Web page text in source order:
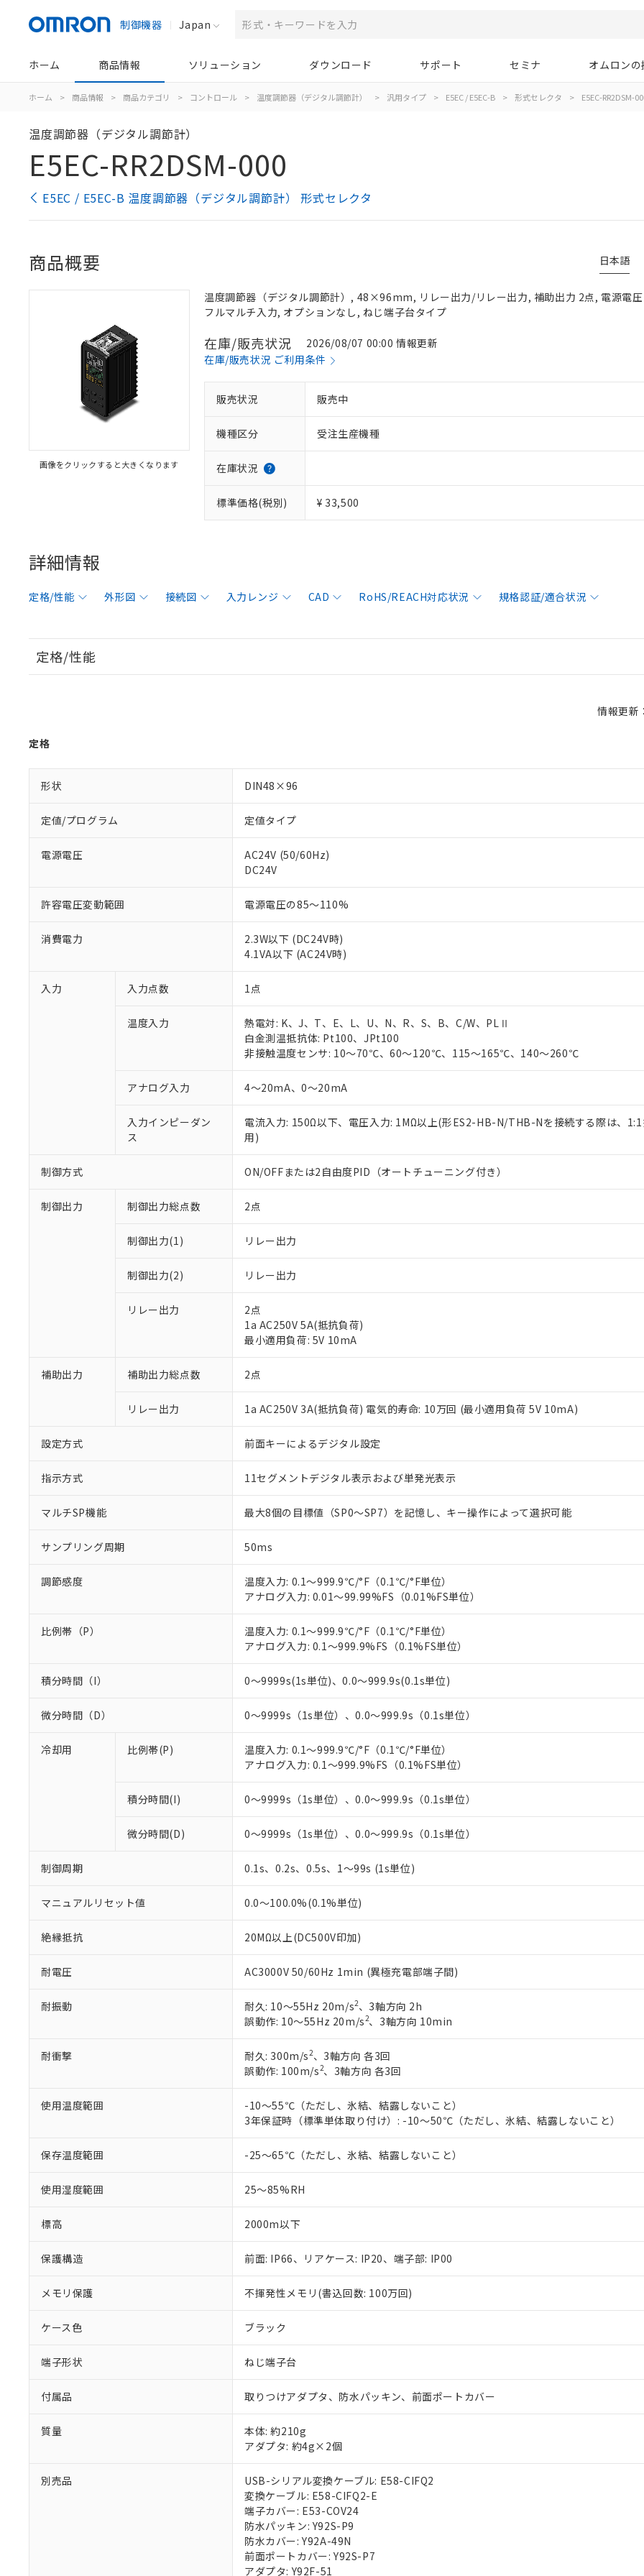
制御機器 Japan
ホーム 商品情報 ソリューション ダウンロード サポート セミナ オムロン
ホーム > 商品情報 > 商品カテゴリ > コントロール > 温度調節器（デジタル調節計） > 汎用タイプ > E5EC / E5EC-B > 形式セレクタ > E5EC-RR2DSM-
温度調節器（デジタル調節計）
E5EC-RR2DSM-000
E5EC / E5EC-B 温度調節器（デジタル調節計） 形式セレクタ
日本語
商品概要
画像をクリックすると大きくなります
温度調節器（デジタル調節計）, 48×96mm, リレー出力/リレー出力, 補助出力 2点, 電源電圧
フルマルチ入力, オプションなし, ねじ端子台タイプ
在庫/販売状況
2026/08/07 00:00 情報更新
在庫/販売状況 ご利用条件
販売状況 販売中
機種区分 受注生産機種
在庫状況
標準価格(税別) ¥ 33,500
詳細情報
定格/性能 外形図 接続図 入力レンジ CAD RoHS/REACH対応状況 規格認証/適合状況
定格/性能
情報更
定格
形状 DIN48×96
定値/プログラム 定値タイプ
電源電圧
AC24V (50/60Hz)
DC24V
許容電圧変動範囲 電源電圧の85～110%
消費電力
2.3W以下 (DC24V時)
4.1VA以下 (AC24V時)
入力 入力点数 1点
温度入力
熱電対: K、J、T、E、L、U、N、R、S、B、C/W、PLⅡ
白金測温抵抗体: Pt100、JPt100
非接触温度センサ: 10～70℃、60～120℃、115～165℃、140～260℃
アナログ入力 4～20mA、0～20mA
入力インピーダン
ス
電流入力: 150Ω以下、電圧入力: 1MΩ以上(形ES2-HB-N/THB-Nを接続する際は、1:1
用)
制御方式 ON/OFFまたは2自由度PID（オートチューニング付き）
制御出力 制御出力総点数 2点
制御出力(1) リレー出力
制御出力(2) リレー出力
リレー出力
2点
1a AC250V 5A(抵抗負荷)
最小適用負荷: 5V 10mA
補助出力 補助出力総点数 2点
リレー出力 1a AC250V 3A(抵抗負荷) 電気的寿命: 10万回 (最小適用負荷 5V 10mA)
設定方式 前面キーによるデジタル設定
指示方式 11セグメントデジタル表示および単発光表示
マルチSP機能 最大8個の目標値（SP0～SP7）を記憶し、キー操作によって選択可能
サンプリング周期 50ms
調節感度
温度入力: 0.1～999.9℃/°F（0.1℃/°F単位）
アナログ入力: 0.01～99.99%FS（0.01%FS単位）
比例帯（P）
温度入力: 0.1～999.9℃/°F（0.1℃/°F単位）
アナログ入力: 0.1～999.9%FS（0.1%FS単位）
積分時間（I） 0～9999s(1s単位)、0.0～999.9s(0.1s単位)
微分時間（D） 0～9999s（1s単位）、0.0～999.9s（0.1s単位）
冷却用 比例帯(P)
温度入力: 0.1～999.9℃/°F（0.1℃/°F単位）
アナログ入力: 0.1～999.9%FS（0.1%FS単位）
積分時間(I) 0～9999s（1s単位）、0.0～999.9s（0.1s単位）
微分時間(D) 0～9999s（1s単位）、0.0～999.9s（0.1s単位）
制御周期 0.1s、0.2s、0.5s、1～99s (1s単位)
マニュアルリセット値 0.0～100.0%(0.1%単位)
絶縁抵抗 20MΩ以上(DC500V印加)
耐電圧 AC3000V 50/60Hz 1min (異極充電部端子間)
耐振動 耐久: 10～55Hz 20m/s2、3軸方向 2h
誤動作: 10～55Hz 20m/s2、3軸方向 10min
耐衝撃 耐久: 300m/s2、3軸方向 各3回
誤動作: 100m/s2、3軸方向 各3回
使用温度範囲
-10～55℃（ただし、氷結、結露しないこと）
3年保証時（標準単体取り付け）: -10～50℃（ただし、氷結、結露しないこと）
保存温度範囲 -25～65℃（ただし、氷結、結露しないこと）
使用湿度範囲 25～85%RH
標高 2000m以下
保護構造 前面: IP66、リアケース: IP20、端子部: IP00
メモリ保護 不揮発性メモリ(書込回数: 100万回)
ケース色 ブラック
端子形状 ねじ端子台
付属品 取りつけアダプタ、防水パッキン、前面ポートカバー
質量
本体: 約210g
アダプタ: 約4g×2個
別売品
USB-シリアル変換ケーブル: E58-CIFQ2
変換ケーブル: E58-CIFQ2-E
端子カバー: E53-COV24
防水パッキン: Y92S-P9
防水カバー: Y92A-49N
前面ポートカバー: Y92S-P7
アダプタ: Y92F-51
ご利用条件
以下の条件をお読みいただき、同意のうえご利用ください。
本サービスは、当社制御機器事業取扱商品の当社在庫状況および標準価格(税抜)を
当社制御機器事業取扱商品の中には、本サービスの対象外となる商品もあることを
在庫状況および標準価格照会結果は、記載している更新日時点での社内データに基
のであり、閲覧された時点での実際の在庫および標準価格とは異なる場合があるこ
正式な納期状況および標準価格はお客様のお取引先、またはお客様担当のオムロン
当社販売員にご相談ください。
オムロン制御機器販売店や当社販売拠点は「販売ネットワーク
」をご確認くだ
在庫状況および標準価格結果を当社の事前の承諾なく第三者に漏洩または開示しな
す。
マイパーツ機能（部品リスト作成サービス）をご利用いただくには、I-Webメンバ
が、当社の製品・サービスに関するお客様との取引・商談に必要な範囲で利用する
さい。
※当社の共同利用者とは、"個人情報の共同利用に関して"
の「1.共同利用者の
いる法人を指します。
※1 対応状況
対応済み：EU RoHS指令（10物質）の非含有に対応した製品が提供可能な商品です
対応予定：EU RoHS指令（10物質）の非含有に対応した製品に切り替える予定のある商
非該当品：ライセンス料など無形物で、有害物質有無と関係のない商品です。
仕入先様の事情により、非含有部品としていたものが、含有品と判明した場合などやむ
があります。
*EU RoHS指令（10物質）：
鉛(Pb) 1000ppm以下、 水銀(Hg) 1000ppm以下、 カドミウム(Cd) 100ppm以下、
六価クロム(Cr(Ⅵ)) 1000ppm以下、ポリ臭化ビフェニル類(PBB) 1000ppm以下、ポリ臭化ジフェニルエーテル類
フタル酸ビス(2-エチルヘキシル) (DEHP)(別名：DOP) 1000ppm以下、フタル酸ブチルベンジル（BBP）
ル（DBP） 1000ppm以下、フタル酸ジイソブチル (DIBP) 1000ppm以下
但し、RoHS指令で産業用監視および制御機器に対する適用除外項目は除く。
※2 対応予定月
部品在庫の切り替え状況などにより、予定月が前後することがあります。
※3 非含有証明書ダウンロード
下記の非含有証明書をダウンロードすることができます。
EU RoHS指令（10物質）の非含有証明書
51物質の非含有証明書（当社基準）
※本証明書は発行日時点で非含有を証明するもので、過去に遡って非含有を証明するも
また、RoHS指令のフタル酸エステル類４物質の対応では、対応完了までの期間は出
混在することから備考欄に対応日を記載しておりました。
既に当社にて対応品への在庫切替を完了していることから、特段のことがない限り、
※1 中国RoHS○×表
「－」：未確認です。当社販売部門へお問い合わせください。
*中国RoHS10物質の基準値 (GB/T26572)：
Pb(鉛) :1000ppm、 Hg(水銀) : 1000ppm、 Cd(カドミウム) : 100ppm、
DBP(フタル酸ジブチル) : 1000ppm、 DIBP(フタル酸ジイソブチル) : 1000ppm、 BBP(フタル酸ブチルベンジル
DEHP(フタル酸ビス(2-エチルヘキシル)) : 1000ppm
※2 環境保護使用期限
「ｅ」：有害物質（10物質）のすべてが基準値以下であることを示します。
「10」：通常の使用状況下において有害物質が外部に漏えいし、環境に深刻な影響を及
味します。
「－」：未確認です。当社販売部門へお問い合わせください。
当社は、これら貴社製品のうち、外国為替および外国貿易法に定める商品（以下｢
う）を輸出または国外への提供する場合は、日本国政府の輸出許可(または役務取
などの必要な手続きをとります。
当社は規制貨物を破棄する場合は、完全に破砕するなど、違法に輸出されないよう
ます。
置等に一切使用いたしません。
当社は、貴社製品を第三者に販売する場合は、上記1、2および3の内容を当該第三
また当社は、販売先および販売に係わる関係者が違法に輸出するおそれがある場合
たしません。
合意する
記
号
説明
○ 一定数以上の在庫あり
△ 一定数には満たないが在庫あり
－
在庫なし(最新の在庫状況については、お客様のお取引先、またはお客様担当
機器販売店・当社販売員にご確認ください)
空
白
受注生産機種、また在庫状況の情報を公開していない機種